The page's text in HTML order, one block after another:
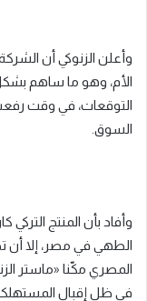
الأم، وهو ما ساهم
التوقعات، في وقت
السوق.
وأفاد بأن المنتج
الطهي في مصر، إلا أن
المصري مكّنا «ماستر
في ظل إقبال